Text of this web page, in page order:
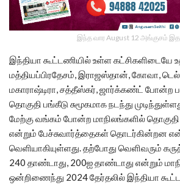
இந்த வார August 12 அங்குசம்
இந்தியா கூட்டணியில் உள்ள கட்சிகளிடையே
மத்தியப்பிரதேசம், இராஜஸ்தான், கோவா,
மகாராஷ்டிரா, சத்தீஸ்கர், ஜார்க்கண்ட் போன்ற
தொகுதி பங்கீடு சுமூகமாக நடந்து
மேற்கு வங்கம் போன்ற மாநிலங்களில் தொகுதி
என்றும் பேச்சுவார்த்தைகள் தொடர்கின்றன
வெளியாகியுள்ளது. தற்போது வெளிவரும்
240 தாண்டாது, 200ஐ தாண்டாது என்றும்
ஒன்றிணைந்து 2024 தேர்தலில் இந்தியா